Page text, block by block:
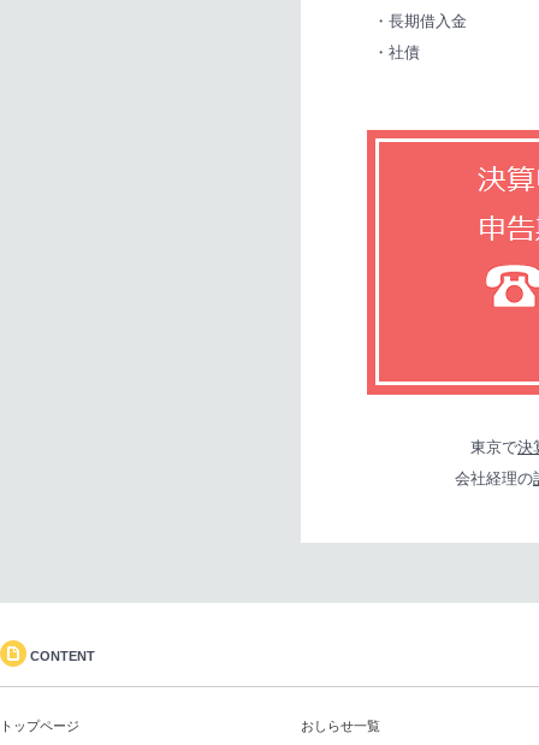
・長期借入金
・社債
東京で決
会社経理の
CONTENT
トップページ
おしらせ一覧